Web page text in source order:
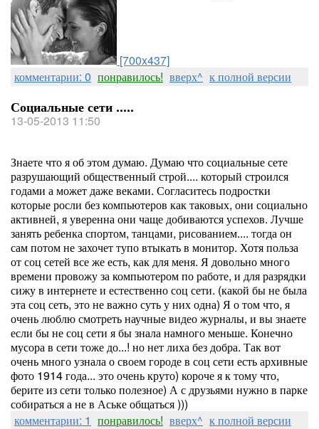
[700x437]
комментарии: 0 понравилось! вверх^ к полной версии
Социальные сети .....
13-05-2013 11:50
Знаете что я об этом думаю. Думаю что социальные сете
разрушающий общественный строй.... который строился
годами а может даже веками. Согласитесь подростки
которые росли без компьютеров как таковых, они социально
активней, я уверенна они чаще добиваются успехов. Лучше
занять ребенка спортом, танцами, рисованием.... тогда он
сам потом не захочет тупо втыкать в монитор. Хотя польза
от соц сетей все же есть, как для меня. Я довольно много
времени провожу за компьютером по работе, и для разрядки
сижу в интернете и естественно соц сети. (какой бы не была
эта соц сеть, это не важно суть у них одна) Я о том что, я
очень люблю смотреть научные видео журналы, и вы знаете
если бы не соц сети я бы знала намного меньше. Конечно
мусора в сети тоже до...! но нет лиха без добра. Так вот
очень много узнала о своем городе в соц сети есть архивные
фото 1914 года... это очень круто) короче я к тому что,
берите из сети только полезное) А с друзьями нужно в парке
собираться а не в Аське общаться )))
комментарии: 1 понравилось! вверх^ к полной версии